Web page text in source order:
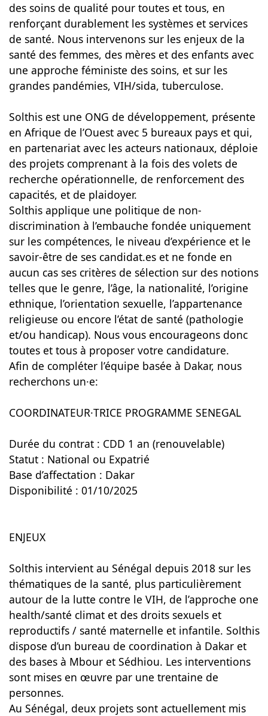
des soins de qualité pour toutes et tous, en
renforçant durablement les systèmes et services
de santé. Nous intervenons sur les enjeux de la
santé des femmes, des mères et des enfants avec
une approche féministe des soins, et sur les
grandes pandémies, VIH/sida, tuberculose.
Solthis est une ONG de développement, présente
en Afrique de l’Ouest avec 5 bureaux pays et qui,
en partenariat avec les acteurs nationaux, déploie
des projets comprenant à la fois des volets de
recherche opérationnelle, de renforcement des
capacités, et de plaidoyer.
Solthis applique une politique de non-
discrimination à l’embauche fondée uniquement
sur les compétences, le niveau d’expérience et le
savoir-être de ses candidat.es et ne fonde en
aucun cas ses critères de sélection sur des notions
telles que le genre, l’âge, la nationalité, l’origine
ethnique, l’orientation sexuelle, l’appartenance
religieuse ou encore l’état de santé (pathologie
et/ou handicap). Nous vous encourageons donc
toutes et tous à proposer votre candidature.
Afin de compléter l’équipe basée à Dakar, nous
recherchons un·e:
COORDINATEUR·TRICE PROGRAMME SENEGAL
Durée du contrat : CDD 1 an (renouvelable)
Statut : National ou Expatrié
Base d’affectation : Dakar
Disponibilité : 01/10/2025
ENJEUX
Solthis intervient au Sénégal depuis 2018 sur les
thématiques de la santé, plus particulièrement
autour de la lutte contre le VIH, de l’approche one
health/santé climat et des droits sexuels et
reproductifs / santé maternelle et infantile. Solthis
dispose d’un bureau de coordination à Dakar et
des bases à Mbour et Sédhiou. Les interventions
sont mises en œuvre par une trentaine de
personnes.
Au Sénégal, deux projets sont actuellement mis